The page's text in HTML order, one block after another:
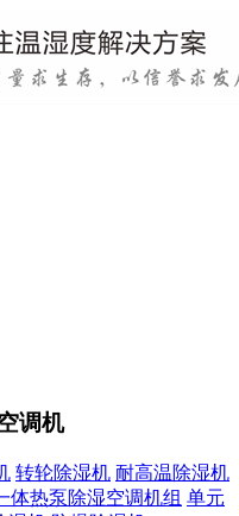
调机
转轮除湿机 耐高温除湿机
体热泵除湿空调机组 单元